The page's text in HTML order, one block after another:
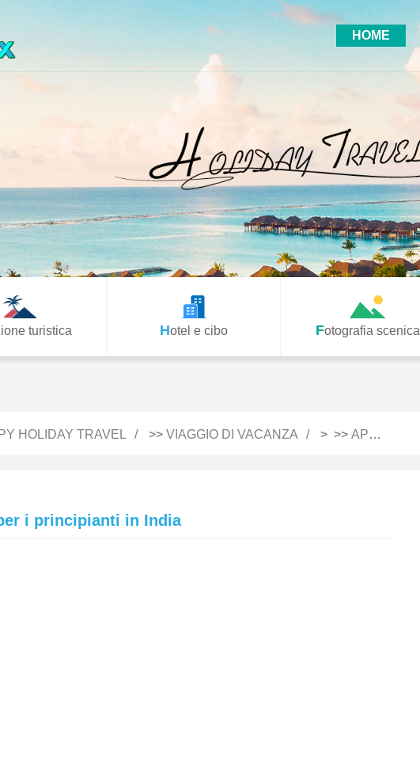
HOME
turistica Hotel e cibo Fotografia scenica
HOLIDAY TRAVEL >> VIAGGIO DI VACANZA > >> APPUNTI DI VIAGGIO
i principianti in India